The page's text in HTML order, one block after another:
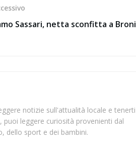
Sassari, netta sconfitta a Broni
notizie sull'attualità locale e tenerti
leggere curiosità provenienti dal
dello sport e dei bambini.